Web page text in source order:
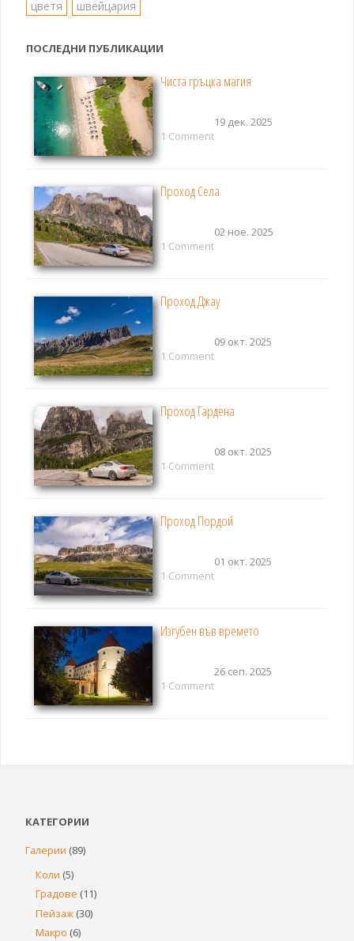
цветя швейцария
ПОСЛЕДНИ ПУБЛИКАЦИИ
Чиста гръцка магия
19 дек. 2025
1 Comment
Проход Села
02 ное. 2025
1 Comment
Проход Джау
09 окт. 2025
1 Comment
Проход Гардена
08 окт. 2025
1 Comment
Проход Пордой
01 окт. 2025
1 Comment
Изгубен във времето
26 сеп. 2025
1 Comment
КАТЕГОРИИ
Галерии (89)
Коли (5)
Градове (11)
Пейзаж (30)
Макро (6)